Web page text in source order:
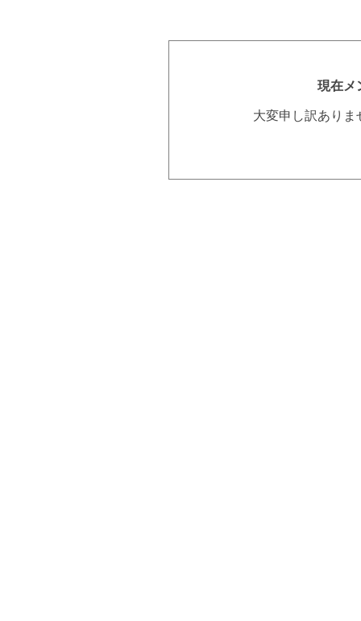
現在メ
大変申し訳あり